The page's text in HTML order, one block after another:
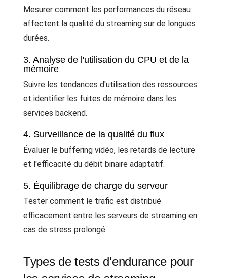
Mesurer comment les performances du réseau
affectent la qualité du streaming sur de longues
durées.
3. Analyse de l'utilisation du CPU et de la
mémoire
Suivre les tendances d'utilisation des ressources
et identifier les fuites de mémoire dans les
services backend.
4. Surveillance de la qualité du flux
Évaluer le buffering vidéo, les retards de lecture
et l'efficacité du débit binaire adaptatif.
5. Équilibrage de charge du serveur
Tester comment le trafic est distribué
efficacement entre les serveurs de streaming en
cas de stress prolongé.
Types de tests d'endurance pour